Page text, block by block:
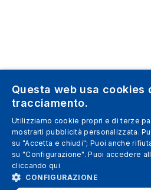
Questa web usa cookies
tracciamento.
Utilizziamo cookie propri e di terze
mostrarti pubblicità personalizzata.
su "Accetta e chiudi"; Puoi anche
su "Configurazione". Puoi accedere
cliccando qui
CONFIGURAZIONE